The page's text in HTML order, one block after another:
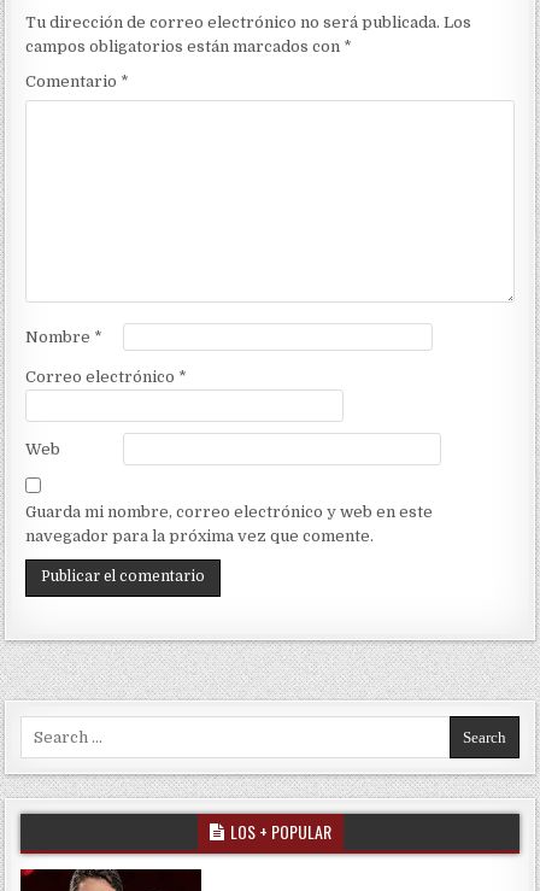
Tu dirección de correo electrónico no será publicada. Los
campos obligatorios están marcados con *
Comentario *
Nombre *
Correo electrónico *
Web
Guarda mi nombre, correo electrónico y web en este
navegador para la próxima vez que comente.
Search for:
LOS + POPULAR